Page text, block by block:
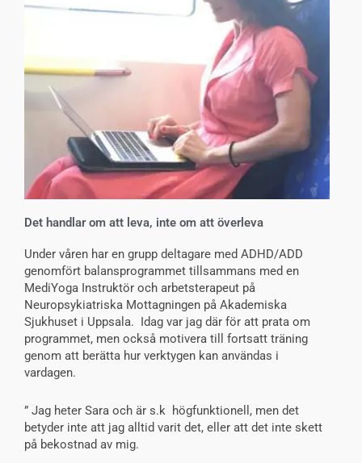
Det handlar om att leva, inte om att överleva
Under våren har en grupp deltagare med ADHD/ADD
genomfört balansprogrammet tillsammans med en
MediYoga Instruktör och arbetsterapeut på
Neuropsykiatriska Mottagningen på Akademiska
Sjukhuset i Uppsala. Idag var jag där för att prata om
programmet, men också motivera till fortsatt träning
genom att berätta hur verktygen kan användas i
vardagen.
” Jag heter Sara och är s.k högfunktionell, men det
betyder inte att jag alltid varit det, eller att det inte skett
på bekostnad av mig.